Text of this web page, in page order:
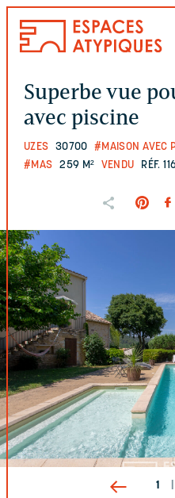
Superbe vue
avec piscine
UZES 30700 #MAISON AVEC
#MAS
259 M² VENDU RÉF.
1